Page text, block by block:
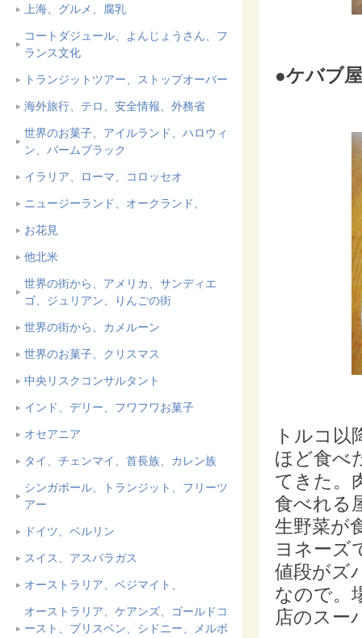
上海、グルメ、腐乳
コートダジュール、よんじょうさん、フ
ランス文化
トランジットツアー、ストップオーバー
海外旅行、テロ、安全情報、外務省
世界のお菓子、アイルランド、ハロウィ
ン、バームブラック
イラリア、ローマ、コロッセオ
ニュージーランド、オークランド、
お花見
他北米
世界の街から、アメリカ、サンディエ
ゴ、ジュリアン、りんごの街
世界の街から、カメルーン
世界のお菓子、クリスマス
中央リスクコンサルタント
インド、デリー、フワフワお菓子
オセアニア
タイ、チェンマイ、首長族、カレン族
シンガポール、トランジット、フリーツ
アー
ドイツ、ベルリン
スイス、アスパラガス
オーストラリア、ベジマイト、
オーストラリア、ケアンズ、ゴールドコ
ースト、ブリスベン、シドニー、メルボ
●ケバブ
トルコ
ほど食べ
てきた。
食べれる
生野菜が
ヨネーズ
値段がズ
なので。
店のスー